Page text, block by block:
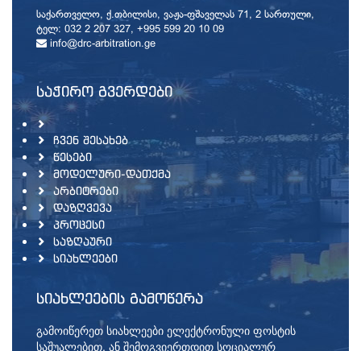
საქართველო, ქ.თბილისი, ვაჟა-ფშაველას 71, 2 სართული,
ტელ: 032 2 207 327, +995 599 20 10 09
info@drc-arbitration.ge
ᲡᲐᲭᲘᲠᲝ ᲒᲕᲔᲠᲓᲔᲑᲘ
ᲩᲕᲔᲜ ᲨᲔᲡᲐᲮᲔᲑ
ᲬᲔᲡᲔᲑᲘ
ᲛᲝᲓᲔᲚᲣᲠᲘ-ᲓᲐᲗᲥᲛᲐ
ᲐᲠᲑᲘᲢᲠᲔᲑᲘ
ᲓᲐᲖᲦᲕᲔᲕᲐ
ᲞᲠᲝᲪᲔᲡᲘ
ᲡᲐᲖᲦᲐᲣᲠᲘ
ᲡᲘᲐᲮᲚᲔᲔᲑᲘ
ᲡᲘᲐᲮᲚᲔᲔᲑᲘᲡ ᲒᲐᲛᲝᲬᲔᲠᲐ
გამოიწერეთ სიახლეები ელექტრონული ფოსტის
საშუალებით, ან შემოგვიერთდით სოციალურ